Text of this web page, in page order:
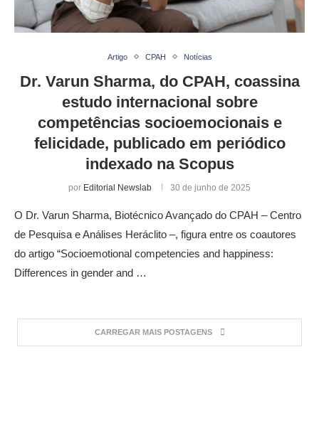
Artigo CPAH Notícias
Dr. Varun Sharma, do CPAH, coassina
estudo internacional sobre
competências socioemocionais e
felicidade, publicado em periódico
indexado na Scopus
por Editorial Newslab 30 de junho de 2025
O Dr. Varun Sharma, Biotécnico Avançado do CPAH – Centro
de Pesquisa e Análises Heráclito –, figura entre os coautores
do artigo “Socioemotional competencies and happiness:
Differences in gender and …
CARREGAR MAIS POSTAGENS